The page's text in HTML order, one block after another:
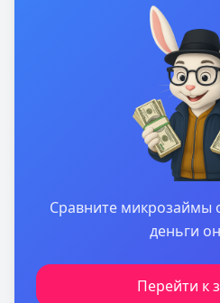
Сравните
деньги
Перейти к